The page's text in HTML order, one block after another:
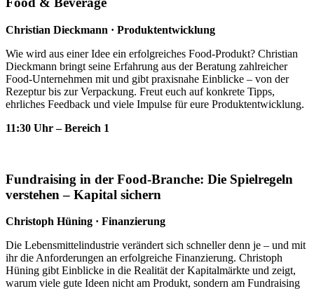
Christian Dieckmann · Produktentwicklung
Wie wird aus einer Idee ein erfolgreiches Food-Produkt? Christian
Dieckmann bringt seine Erfahrung aus der Beratung zahlreicher
Food-Unternehmen mit und gibt praxisnahe Einblicke – von der
Rezeptur bis zur Verpackung. Freut euch auf konkrete Tipps,
ehrliches Feedback und viele Impulse für eure Produktentwicklung.
11:30 Uhr – Bereich 1
Fundraising in der Food-Branche: Die Spielregeln
verstehen – Kapital sichern
Christoph Hüning · Finanzierung
Die Lebensmittelindustrie verändert sich schneller denn je – und mit
ihr die Anforderungen an erfolgreiche Finanzierung. Christoph
Hüning gibt Einblicke in die Realität der Kapitalmärkte und zeigt,
warum viele gute Ideen nicht am Produkt, sondern am Fundraising